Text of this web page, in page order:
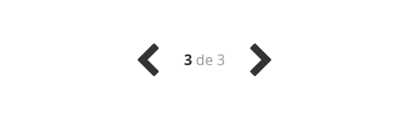
3de 3